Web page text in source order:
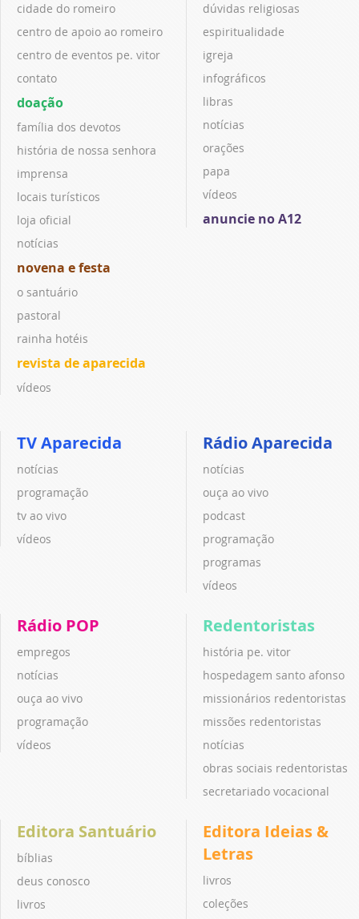
cidade do romeiro
centro de apoio ao romeiro
centro de eventos pe. vitor
contato
doação
família dos devotos
história de nossa senhora
imprensa
locais turísticos
loja oficial
notícias
novena e festa
o santuário
pastoral
rainha hotéis
revista de aparecida
vídeos
dúvidas religiosas
espiritualidade
igreja
infográficos
libras
notícias
orações
papa
vídeos
anuncie no A12
TV Aparecida
notícias
programação
tv ao vivo
vídeos
Rádio Aparecida
notícias
ouça ao vivo
podcast
programação
programas
vídeos
Rádio POP
empregos
notícias
ouça ao vivo
programação
vídeos
Redentoristas
história pe. vitor
hospedagem santo afonso
missionários redentoristas
missões redentoristas
notícias
obras sociais redentoristas
secretariado vocacional
Editora Santuário
bíblias
deus conosco
livros
Editora Ideias &
Letras
livros
coleções